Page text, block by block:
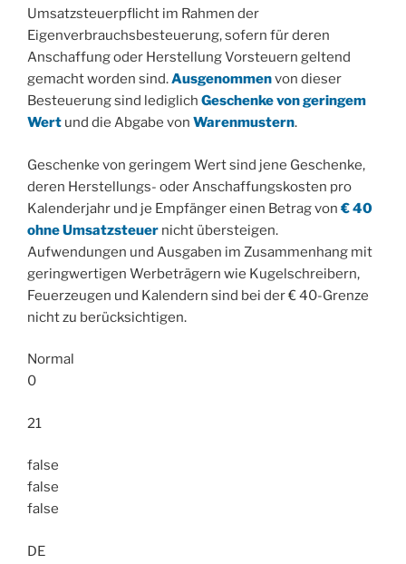
Umsatzsteuerpflicht im Rahmen der
Eigenverbrauchsbesteuerung, sofern für deren
Anschaffung oder Herstellung Vorsteuern geltend
gemacht worden sind.Ausgenommenvon dieser
Besteuerung sind lediglich Geschenke von geringem
Wert und die Abgabe von Warenmustern.
Geschenke von geringem Wert sind jene Geschenke,
deren Herstellungs- oder Anschaffungskosten pro
Kalenderjahr und je Empfänger einen Betrag von € 40
ohne Umsatzsteuer nicht übersteigen.
Aufwendungen und Ausgaben im Zusammenhang mit
geringwertigen Werbeträgern wie Kugelschreibern,
Feuerzeugen und Kalendern sind bei der € 40-Grenze
nicht zu berücksichtigen.
Normal
0
21
false
false
false
DE